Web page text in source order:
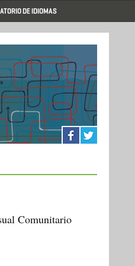
DE IDIOMAS
Comunitario